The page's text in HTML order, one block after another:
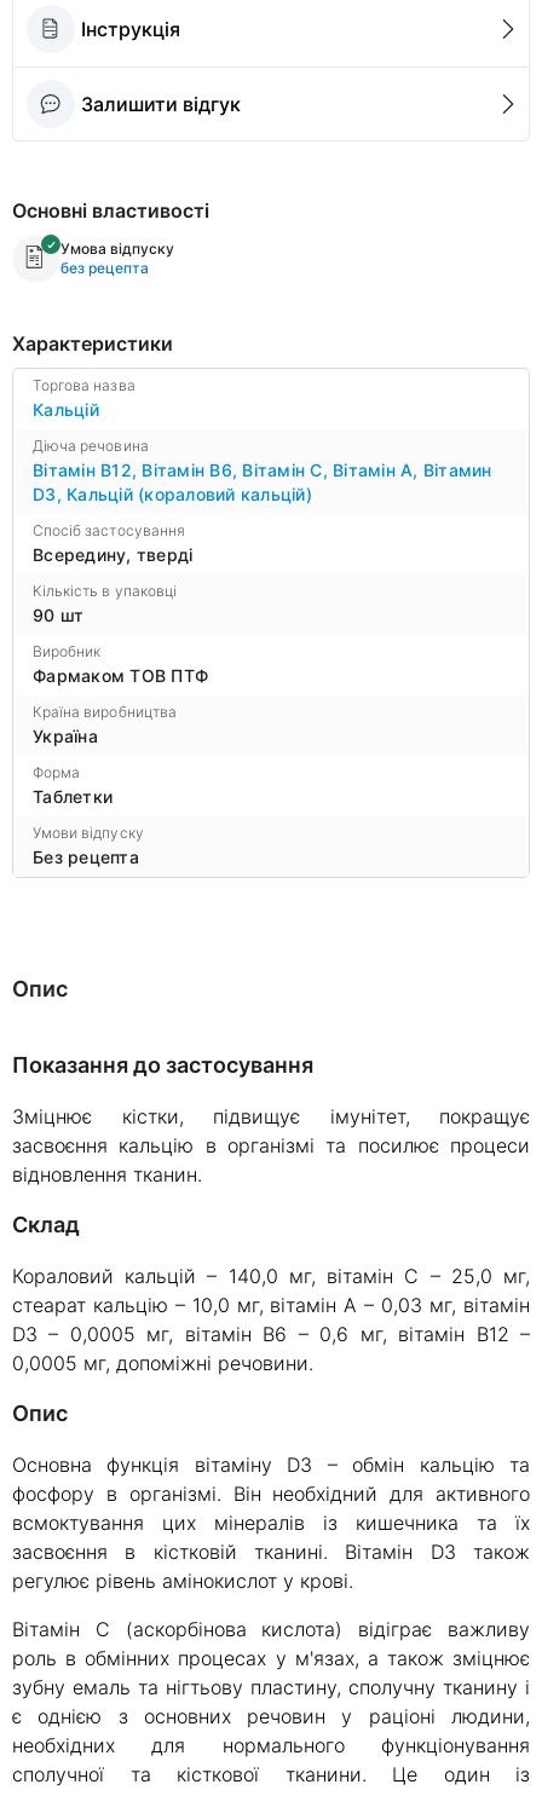
Інструкція
Залишити відгук
Основні властивості
Умова відпуску
без рецепта
Характеристики
Торгова назва
Кальцій
Діюча речовина
Вітамін B12, Вітамін B6, Вітамін С, Вітамін А, Вітамин
D3, Кальцій (кораловий кальцій)
Спосіб застосування
Всередину, тверді
Кількість в упаковці
90 шт
Виробник
Фармаком ТОВ ПТФ
Країна виробництва
Україна
Форма
Таблетки
Умови відпуску
Без рецепта
Опис
Показання до застосування
Зміцнює кістки, підвищує імунітет, покращує
засвоєння кальцію в організмі та посилює процеси
відновлення тканин.
склад
Кораловий кальцій – 140,0 мг, вітамін С – 25,0 мг,
стеарат кальцію – 10,0 мг, вітамін А – 0,03 мг, вітамін
D3 – 0,0005 мг, вітамін В6 – 0,6 мг, вітамін В12 –
0,0005 мг, допоміжні речовини.
Опис
Основна функція вітаміну D3 – обмін кальцію та
фосфору в організмі. Він необхідний для активного
всмоктування цих мінералів із кишечника та їх
засвоєння в кістковій тканині. Вітамін D3 також
регулює рівень амінокислот у крові.
Вітамін С (аскорбінова кислота) відіграє важливу
роль в обмінних процесах у м'язах, а також зміцнює
зубну емаль та нігтьову пластину, сполучну тканину і
є однією з основних речовин у раціоні людини,
необхідних для нормального функціонування
сполучної та кісткової тканини. Це один із